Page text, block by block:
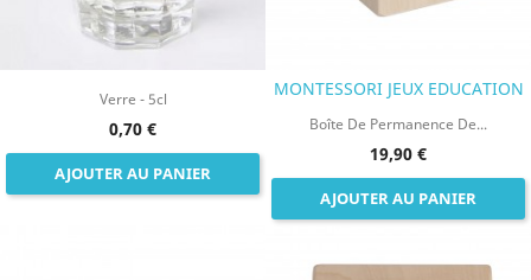
Verre - 5cl
0,70 €
AJOUTER AU PANIER
MONTESSORI JEUX EDUCATION
Boîte De Permanence De...
19,90 €
AJOUTER AU PANIER